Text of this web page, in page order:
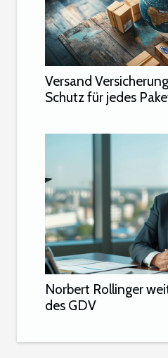
Versand
Schutz für jedes
Norbert Rollinger
des GDV